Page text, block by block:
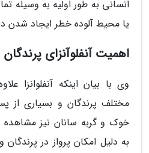
انسانی به طور اولیه به وسیله
یا محیط آلوده خطر ایجاد شدن
اهمیت آنفلوآنزای پرندگان
وی با بیان اینکه آنفلوانزا
مختلف پرندگان و بسیاری از
خوک و گربه سانان نیز مشاهده
به دلیل امکان پرواز در